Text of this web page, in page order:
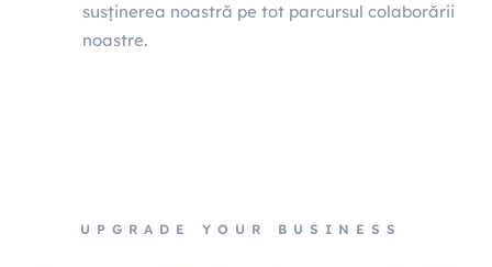
susținerea noastră pe tot parcursul colaborării
noastre.
UPGRADE YOUR BUSINESS